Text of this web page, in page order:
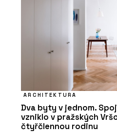
ARCHITEKTURA
Dva byty v jednom.
vzniklo v pražských
čtyřčlennou rodinu